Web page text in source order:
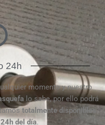
24h
momento y nuestro
lo sabe, por ello podrá
totalmente disponibles
24h del día.